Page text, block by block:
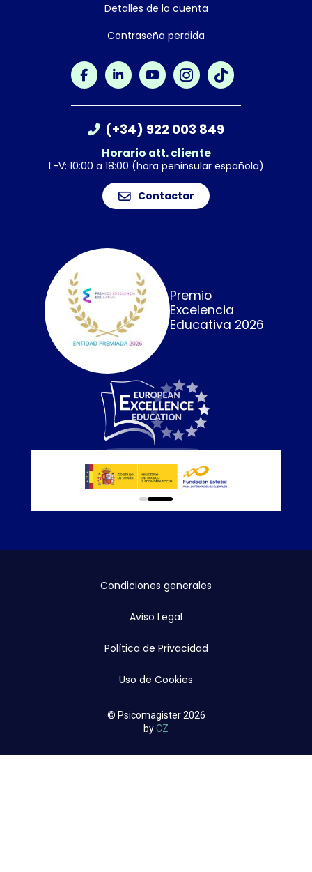
Detalles de la cuenta
Contraseña perdida
(+34) 922 003 849
Horario att. cliente
L-V: 10:00 a 18:00 (hora peninsular española)
Contactar
Premio
Excelencia
Educativa 2026
0 1
Condiciones generales
Aviso Legal
Política de Privacidad
Uso de Cookies
© Psicomagister 2026
byCZ